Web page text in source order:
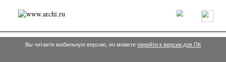
Россия Мир Технологии Интерьер Пресса
Архитекторы
Проекты
Конкурсы События Книги Вакансии
Вы читаете мобильную версию, но можете перейти к версии для ПК